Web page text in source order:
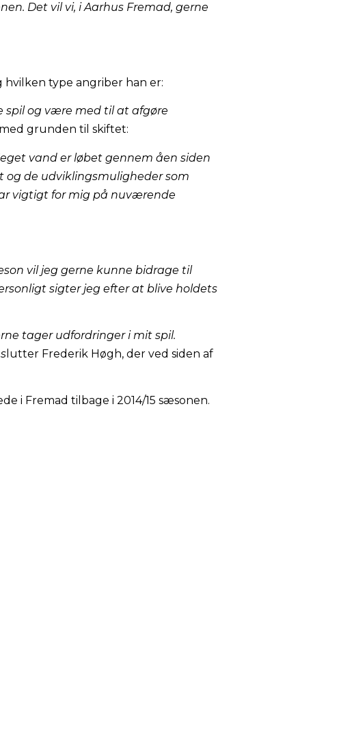
Det vil vi, i Aarhus Fremad, gerne
type angriber han er:
spil og være med til at afgøre
grunden til skiftet:
vand er løbet gennem åen siden
og de udviklingsmuligheder som
vigtigt for mig på nuværende
vil jeg gerne kunne bidrage til
sigter jeg efter at blive holdets
tager udfordringer i mit spil.
lutter Frederik Høgh, der ved siden af
i Fremad tilbage i 2014/15 sæsonen.